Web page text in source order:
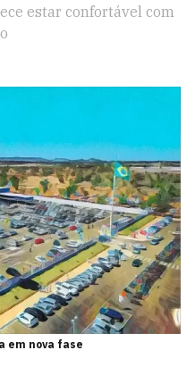
estar confortável com
em nova fase